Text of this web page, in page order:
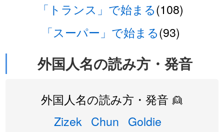
「トランス」で始まる(108)
「スーパー」で始まる(93)
外国人名の読み方・発音
外国人名の読み方・発音 👱
Zizek Chun Goldie